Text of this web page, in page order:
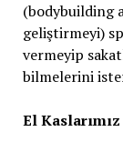
(bodybuilding
geliştirmeyi)
vermeyip
bilmelerini
El Kaslarımız